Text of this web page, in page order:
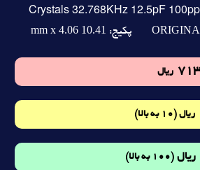
Crystals 32.768KHz 12.5pF
پکیج:
10.41 mm x 4.06
ریال
ریال (10 به بالا)
ریال (100 به بالا)